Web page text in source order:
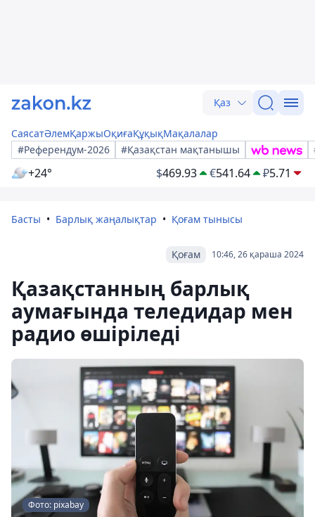
Қаз
СаясатӘлемҚаржыОқиғаҚұқықМақалалар
#Референдум-2026
#Қазақстан мақтанышы
+24° $469.93 €541.64 ₽5.71
Басты Барлық жаңалықтар Қоғам тынысы
10:46, 26 қараша 2024
Қоғам
Қазақстанның барлық
аумағында теледидар мен
радио өшіріледі
Фото: pixabay